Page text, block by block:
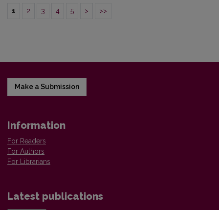
1 2 3 4 5 > >>
Make a Submission
Information
For Readers
For Authors
For Librarians
Latest publications